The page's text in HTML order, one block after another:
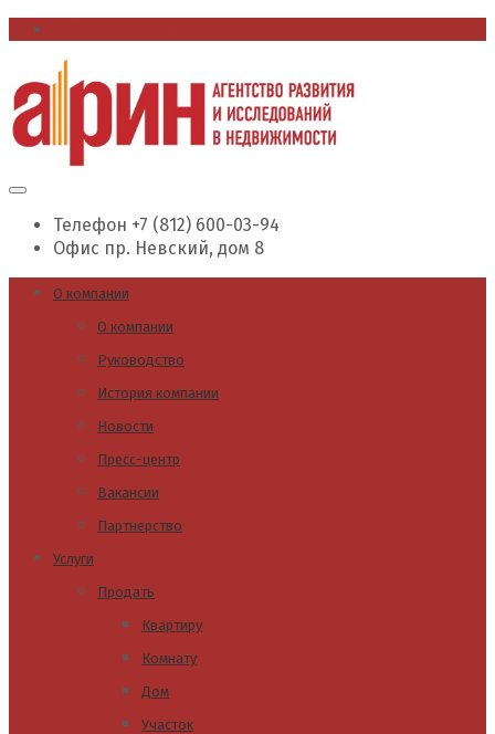
Телефон +7 (812) 600-03-94
Офис пр. Невский, дом 8
О компании
О компании
Руководство
История компании
Новости
Пресс-центр
Вакансии
Партнерство
Услуги
Продать
Квартиру
Комнату
Дом
Участок